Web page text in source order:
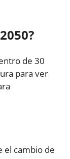
de 30
para ver
el cambio de